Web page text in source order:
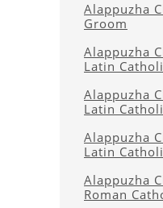
Alappuzha
Groom
Alappuzha
Latin
Alappuzha
Latin
Alappuzha
Latin
Alappuzha
Roman